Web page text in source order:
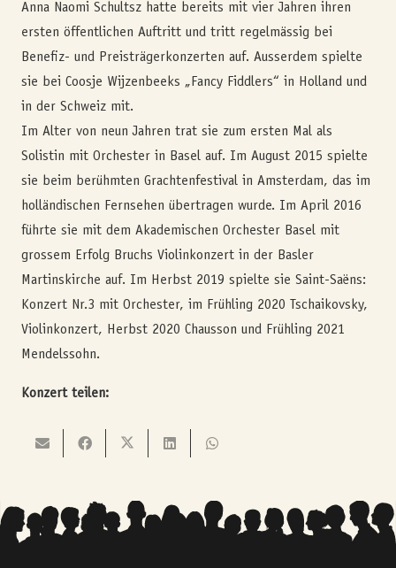
Anna Naomi Schultsz hatte bereits mit vier Jahren ihren
ersten öffentlichen Auftritt und tritt regelmässig bei
Benefiz- und Preisträgerkonzerten auf. Ausserdem spielte
sie bei Coosje Wijzenbeeks „Fancy Fiddlers“ in Holland und
in der Schweiz mit.
Im Alter von neun Jahren trat sie zum ersten Mal als
Solistin mit Orchester in Basel auf. Im August 2015 spielte
sie beim berühmten Grachtenfestival in Amsterdam, das im
holländischen Fernsehen übertragen wurde. Im April 2016
führte sie mit dem Akademischen Orchester Basel mit
grossem Erfolg Bruchs Violinkonzert in der Basler
Martinskirche auf. Im Herbst 2019 spielte sie Saint-Saëns:
Konzert Nr.3 mit Orchester, im Frühling 2020 Tschaikovsky,
Violinkonzert, Herbst 2020 Chausson und Frühling 2021
Mendelssohn.
Konzert teilen: